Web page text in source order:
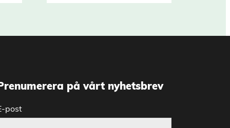
på vårt nyhetsbrev
post